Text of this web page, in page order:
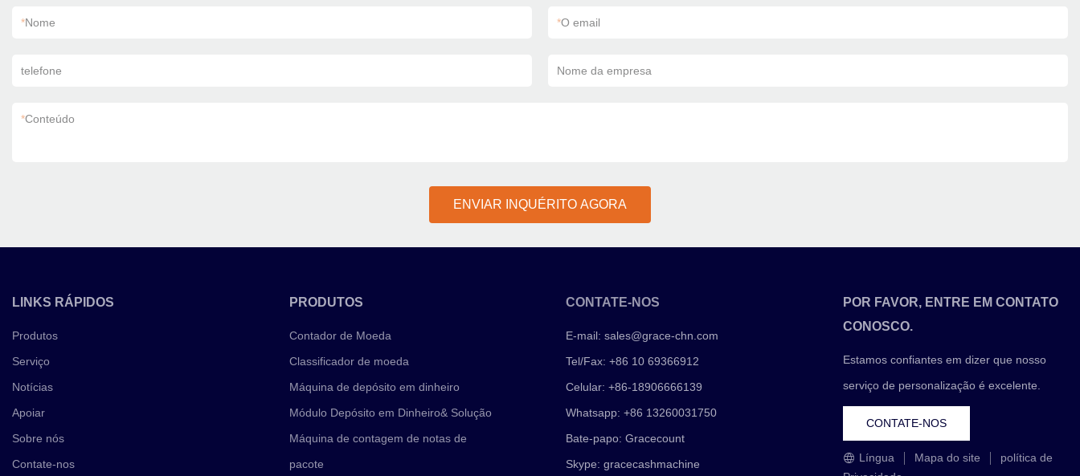
*Nome *O email
telefone Nome da empresa
*Conteúdo
ENVIAR INQUÉRITO AGORA
LINKS RÁPIDOS
Produtos
Serviço
Notícias
Apoiar
Sobre nós
Contate-nos
PRODUTOS
Contador de Moeda
Classificador de moeda
Máquina de depósito em dinheiro
Módulo Depósito em Dinheiro& Solução
Máquina de contagem de notas de
pacote
CONTATE-NOS
E-mail:sales@grace-chn.com
Tel/Fax: +86 10 69366912
Celular: +86-18906666139
Whatsapp: +86 13260031750
Bate-papo: Gracecount
Skype: gracecashmachine
POR FAVOR, ENTRE EM CONTATO
CONOSCO.
Estamos confiantes em dizer que nosso
serviço de personalização é excelente.
CONTATE-NOS
Língua Mapa do site
política de